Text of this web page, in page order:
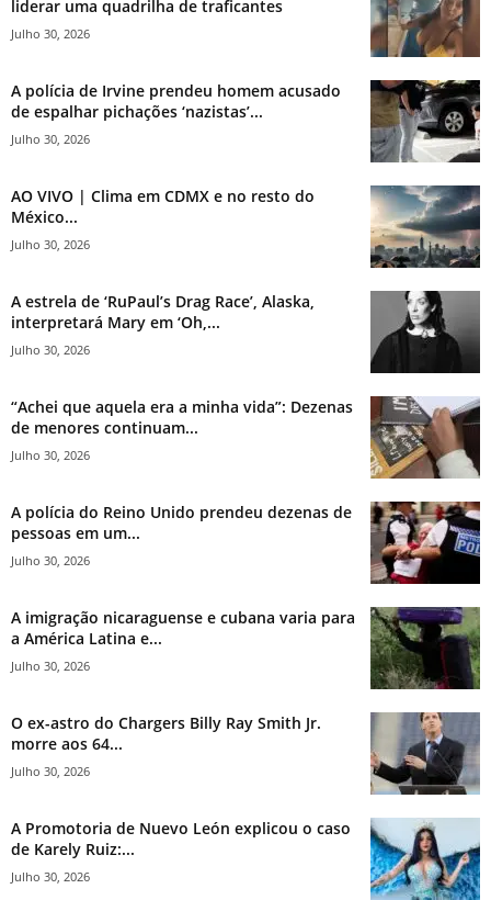
liderar uma quadrilha de traficantes
Julho 30, 2026
A polícia de Irvine prendeu homem acusado
de espalhar pichações ‘nazistas’...
Julho 30, 2026
AO VIVO | Clima em CDMX e no resto do
México...
Julho 30, 2026
A estrela de ‘RuPaul’s Drag Race’, Alaska,
interpretará Mary em ‘Oh,...
Julho 30, 2026
“Achei que aquela era a minha vida”: Dezenas
de menores continuam...
Julho 30, 2026
A polícia do Reino Unido prendeu dezenas de
pessoas em um...
Julho 30, 2026
A imigração nicaraguense e cubana varia para
a América Latina e...
Julho 30, 2026
O ex-astro do Chargers Billy Ray Smith Jr.
morre aos 64...
Julho 30, 2026
A Promotoria de Nuevo León explicou o caso
de Karely Ruiz:...
Julho 30, 2026